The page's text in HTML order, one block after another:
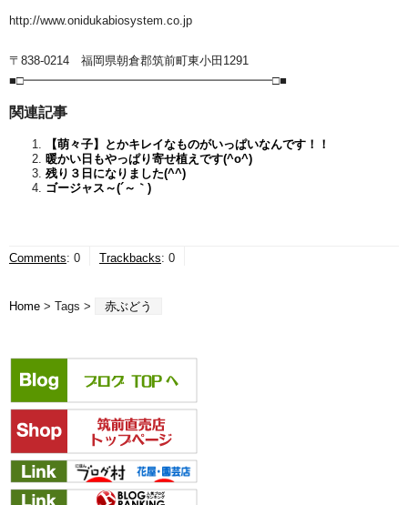
http://www.onidukabiosystem.co.jp
〒838-0214 福岡県朝倉郡筑前町東小田1291
■□━━━━━━━━━━━━━━━━━━━━━□■
関連記事
【萌々子】とかキレイなものがいっぱいなんです！！
暖かい日もやっぱり寄せ植えです(^o^)
残り３日になりました(^^)
ゴージャス～(´～｀)
Comments: 0 Trackbacks: 0
Home > Tags > 赤ぶどう